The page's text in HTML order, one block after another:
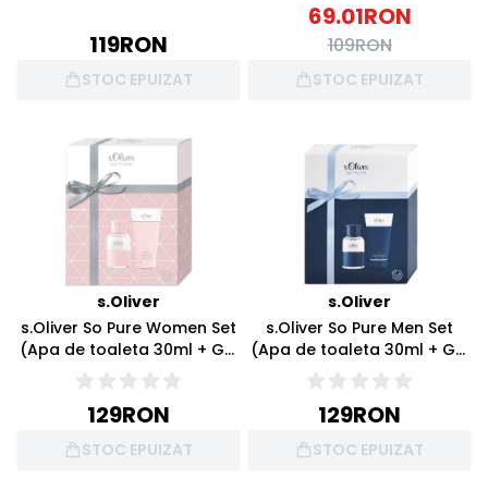
119RON
STOC EPUIZAT
69.01RON
109RON
STOC EPUIZAT
s.Oliver
s.Oliver So Pure Women Set
(Apa de toaleta 30ml + Gel
de dus 75ml)
129RON
STOC EPUIZAT
s.Oliver
s.Oliver So Pure Men Set
(Apa de toaleta 30ml + Gel
de dus 75ml)
129RON
STOC EPUIZAT